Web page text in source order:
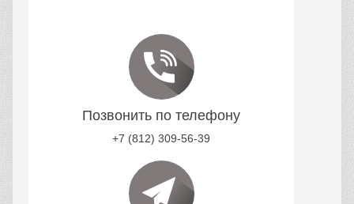
Позвонить по телефону
+7 (812) 309-56-39